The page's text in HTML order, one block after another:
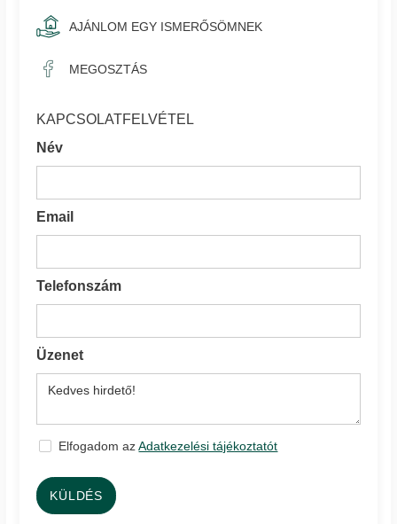
AJÁNLOM EGY ISMERŐSÖMNEK
MEGOSZTÁS
KAPCSOLATFELVÉTEL
Név
Email
Telefonszám
Üzenet
Elfogadom azAdatkezelési tájékoztatót
KÜLDÉS